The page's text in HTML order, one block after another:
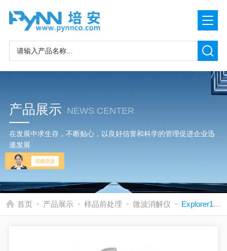
产品展示 NEWS CENTER
在发展中求生存，不断贴心，以良好信誉和科学的管理促进企业迅
速发展
首页 - 产品展示 - 样品前处理 - 微波消解仪 - Explorer12-48-72-96微波萃取仪